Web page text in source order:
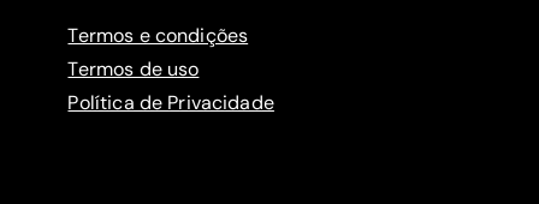
Termos e condições
Termos de uso
Política de Privacidade